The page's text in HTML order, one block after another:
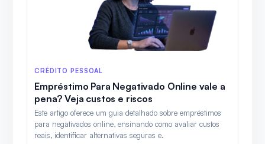
CRÉDITO PESSOAL
Empréstimo Para Negativado Online vale a
pena? Veja custos e riscos
Este artigo oferece um guia detalhado sobre empréstimos
para negativados online, ensinando como avaliar custos
reais, identificar alternativas seguras e.